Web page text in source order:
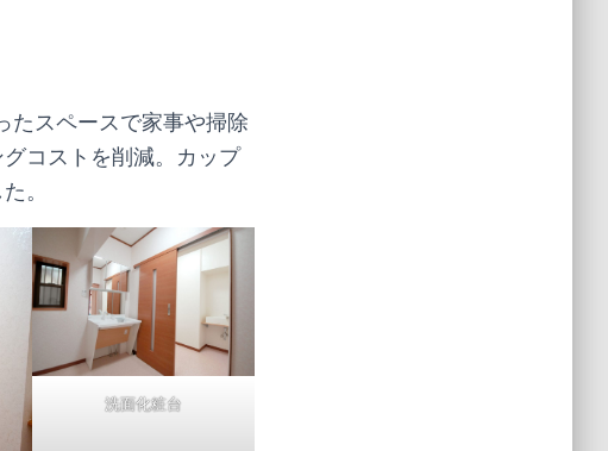
たスペースで家事や掃除
コストを削減。カップ
。
洗面化粧台